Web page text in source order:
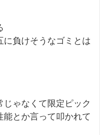
負けそうなゴミとは
ゃなくて限定ピック
とか言って叩かれて